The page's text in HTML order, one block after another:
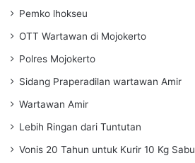
Pemko lhokseu
OTT Wartawan di Mojokerto
Polres Mojokerto
Sidang Praperadilan wartawan Amir
Wartawan Amir
Lebih Ringan dari Tuntutan
Vonis 20 Tahun untuk Kurir 10 Kg Sabu